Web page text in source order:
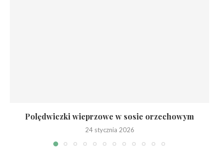
Polędwiczki wieprzowe w sosie orzechowym
24 stycznia 2026